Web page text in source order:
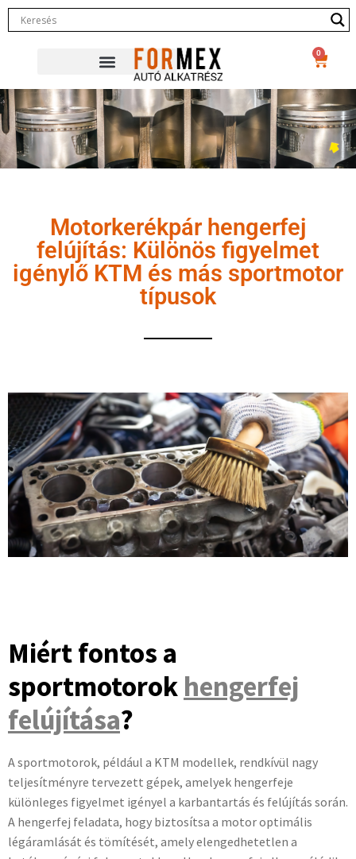
0
Motorkerékpár hengerfej
felújítás: Különös figyelmet
igénylő KTM és más sportmotor
típusok
Miért fontos a
sportmotorok hengerfej
felújítása?
A sportmotorok, például a KTM modellek, rendkívül nagy
teljesítményre tervezett gépek, amelyek hengerfeje
különleges figyelmet igényel a karbantartás és felújítás során.
A hengerfej feladata, hogy biztosítsa a motor optimális
légáramlását és tömítését, amely elengedhetetlen a